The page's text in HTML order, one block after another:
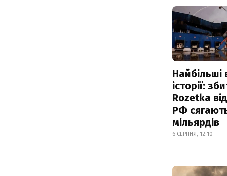
Найбільші
історії:
Rozetka
РФ
мільярдів
6 СЕРПНЯ, 12:10